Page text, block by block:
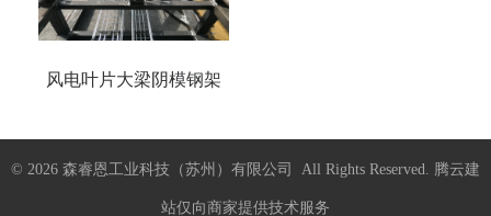
风电叶片大梁阴模钢架
© 2026 森睿恩工业科技（苏州）有限公司 All Rights Reserved. 腾云建
站仅向商家提供技术服务